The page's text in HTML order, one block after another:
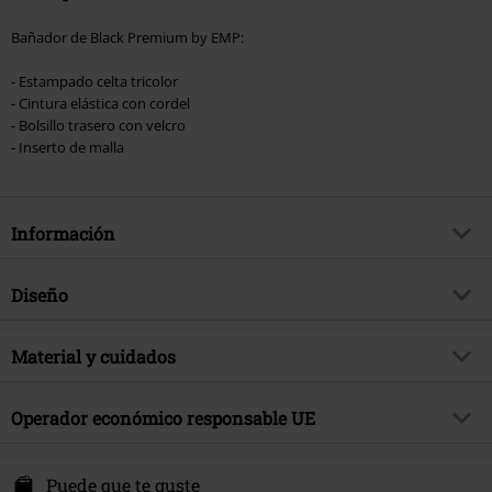
Bañador de Black Premium by EMP:
- Estampado celta tricolor
- Cintura elástica con cordel
- Bolsillo trasero con velcro
- Inserto de malla
Información
Artículo no.
Exclusivo
Si
Fecha de lanzamiento
Diseño
Tipo de producto
Color
rojo/negro
Material y cuidados
Material Externo
100% poliéster
Operador económico responsable UE
Darmer Esch 70 a
Puede que te guste